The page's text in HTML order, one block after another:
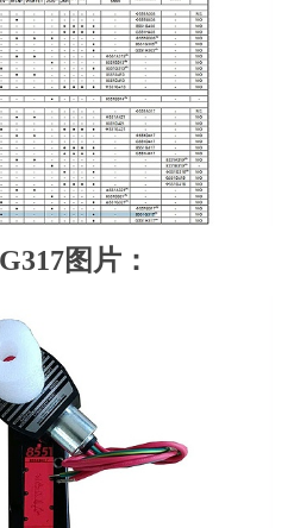
图片：